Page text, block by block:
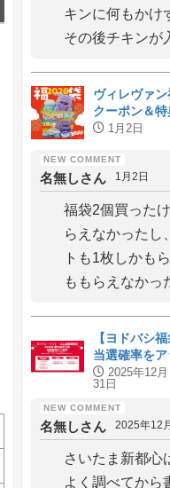
キンに何もかけ
その後チキンが
ヴィレヴァ
クーポン＆特
1月2日
名無しさん 1月2日
福袋2個買った
らえなかったし
トも1枚しかも
ももらえなかっ
【ヨドバシ
当選確率を
元旦から
2025年12月
31日
名無しさん 2025年12
さいたま新都心
よく調べてから